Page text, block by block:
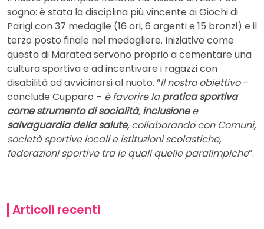
sogno: è stata la disciplina più vincente ai Giochi di
Parigi con 37 medaglie (16 ori, 6 argenti e 15 bronzi) e il
terzo posto finale nel medagliere. Iniziative come
questa di Maratea servono proprio a cementare una
cultura sportiva e ad incentivare i ragazzi con
disabilità ad avvicinarsi al nuoto. “Il nostro obiettivo–
conclude Cupparo – è favorire lapratica sportiva
come strumento di socialità, inclusionee
salvaguardia della salute, collaborando con Comuni,
società sportive locali e istituzioni scolastiche,
federazioni sportive tra le quali quelle paralimpiche”.
Articoli recenti